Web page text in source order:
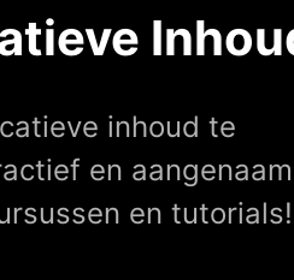
inhoud te
en aangenaam
en tutorials!